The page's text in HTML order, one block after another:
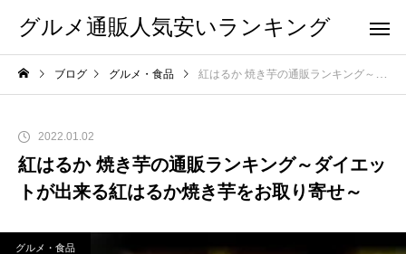
グルメ通販人気安いランキング
ブログ グルメ・食品 紅はるか 焼き芋の通販ランキング～ダイエットが出来る紅はるか焼き芋をお取り寄せ～
2022.01.02
紅はるか 焼き芋の通販ランキング～ダイエッ
トが出来る紅はるか焼き芋をお取り寄せ～
グルメ・食品